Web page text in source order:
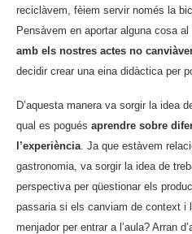
reciclàvem, fèiem servir només la
Pensàvem en aportar alguna cosa
amb els nostres actes no
decidir crear una eina didàctica per
D’aquesta manera va sorgir la idea
qual es pogués aprendre sobre
l’experiència . Ja que estàvem
gastronomia, va sorgir la idea de
perspectiva per qüestionar els
passaria si els canviam de context i
menjador per entrar a l’aula? Arran